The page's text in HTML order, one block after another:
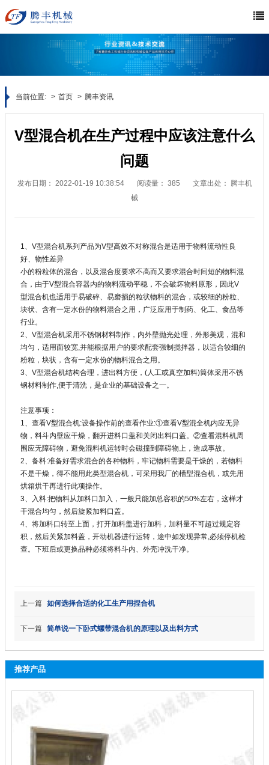
当前位置: 首页 腾丰资讯
V型混合机在生产过程中应该注意什么
问题
发布日期： 2022-01-19 10:38:54 阅读量： 385 文章出处：
腾丰机
械
1、V型混合机系列产品为V型高效不对称混合是适用于物料流动性良
好、物性差异
小的粉粒体的混合，以及混合度要求不高而又要求混合时间短的物料混
合，由于V型混合容器内的物料流动平稳，不会破坏物料原形，因此V
型混合机也适用于易破碎、易磨损的粒状物料的混合，或较细的粉粒、
块状、含有一定水份的物料混合之用，广泛应用于制药、化工、食品等
行业。
2、V型混合机采用不锈钢材料制作，内外壁抛光处理，外形美观，混和
均匀，适用面较宽,并能根据用户的要求配套强制搅拌器，以适合较细的
粉粒，块状，含有一定水份的物料混合之用。
3、V型混合机结构合理，进出料方便，(人工或真空加料)筒体采用不锈
钢材料制作,便于清洗，是企业的基础设备之一。
注意事项：
1、查看V型混合机:设备操作前的查看作业:①查看V型混全机内应无异
物，料斗内壁应干燥，翻开进料口盖和关闭出料口盖。②查看混料机周
围应无障碍物，避免混料机运转时会磁撞到障碍物上，造成事故。
2、备料:准备好需求混合的各种物料，牢记物料需要是干燥的，若物料
不是干燥，得不能用此类型混合机，可采用我厂的槽型混合机，或先用
烘箱烘干再进行此项操作。
3、入料:把物料从加料口加入，一般只能加总容积的50%左右，这样才
干混合均匀，然后旋紧加料口盖。
4、将加料口转至上面，打开加料盖进行加料，加料量不可超过规定容
积，然后关紧加料盖，开动机器进行运转，途中如发现异常,必须停机检
查。下班后或更换品种必须将料斗内、外壳冲洗干净。
上一篇 如何选择合适的化工生产用捏合机
下一篇 简单说一下卧式螺带混合机的原理以及出料方式
推荐产品